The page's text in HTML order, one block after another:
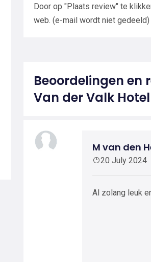
Door op "Plaats review" te
web. (e-mail wordt niet gedeeld)
Beoordelingen en
Van der Valk
M van den
20 July 2024
Al zolang leuk